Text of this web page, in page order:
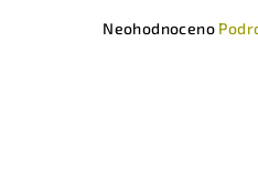
Neohodnoceno